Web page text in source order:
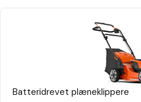
Batteridrevet plæneklippere